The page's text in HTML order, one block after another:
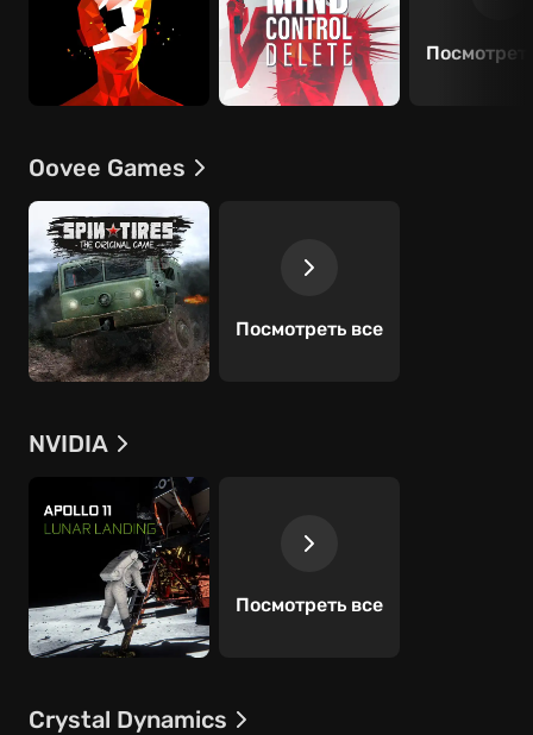
Oovee Games
Посмотреть все
NVIDIA
Посмотреть все
Crystal Dynamics